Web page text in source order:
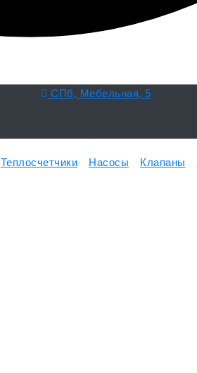
СПб, Мебельная, 5
Теплосчетчики Насосы Клапаны